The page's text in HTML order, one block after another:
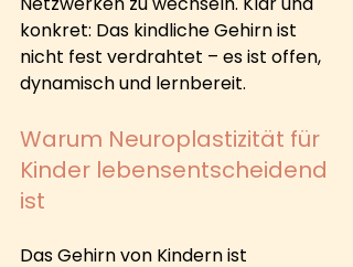
konkret: Das kindliche Gehirn ist
nicht fest verdrahtet – es ist offen,
dynamisch und lernbereit.
Warum Neuroplastizität für
Kinder lebensentscheidend
ist
Das Gehirn von Kindern ist